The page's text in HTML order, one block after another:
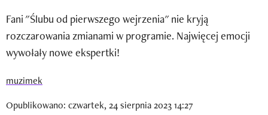
Inspiracje
Fani "Ślubu od pierwszego wejrzenia" nie kryją
rozczarowania zmianami w programie. Najwięcej emocji
wywołały nowe ekspertki!
muzimek
Opublikowano: czwartek, 24 sierpnia 2023 14:27